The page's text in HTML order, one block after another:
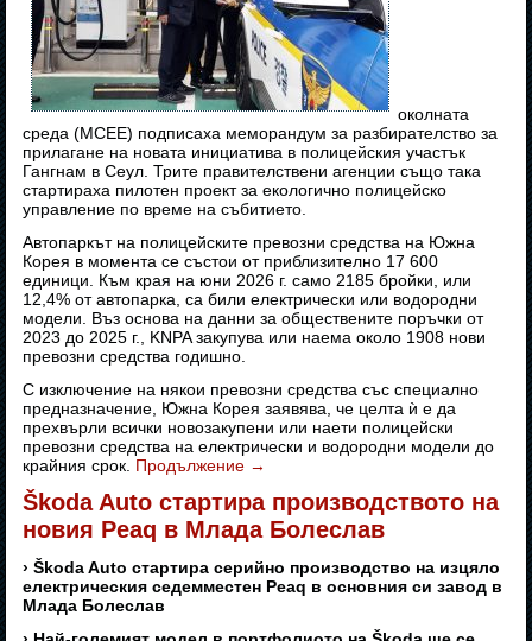
околната
среда (MCEE) подписаха меморандум за разбирателство за
прилагане на новата инициатива в полицейския участък
Гангнам в Сеул. Трите правителствени агенции също така
стартираха пилотен проект за екологично полицейско
управление по време на събитието.
Автопаркът на полицейските превозни средства на Южна
Корея в момента се състои от приблизително 17 600
единици. Към края на юни 2026 г. само 2185 бройки, или
12,4% от автопарка, са били електрически или водородни
модели. Въз основа на данни за обществените поръчки от
2023 до 2025 г., KNPA закупува или наема около 1908 нови
превозни средства годишно.
С изключение на някои превозни средства със специално
предназначение, Южна Корея заявява, че целта ѝ е да
прехвърли всички новозакупени или наети полицейски
превозни средства на електрически и водородни модели до
крайния срок. Продължение →
Škoda Auto стартира производството на
новия Peaq в Млада Болеслав
› Škoda Auto стартира серийно производство на изцяло
електрическия седемместен Peaq в основния си завод в
Млада Болеслав